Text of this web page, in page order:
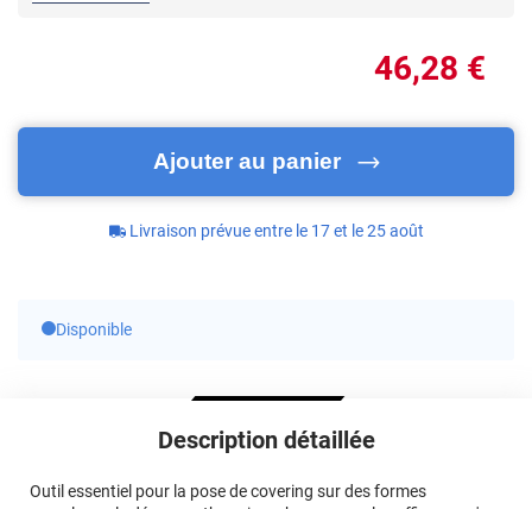
46,28 €
Ajouter au panier
Livraison prévue entre le 17 et le 25 août
Disponible
Description détaillée
Outil essentiel pour la pose de covering sur des formes